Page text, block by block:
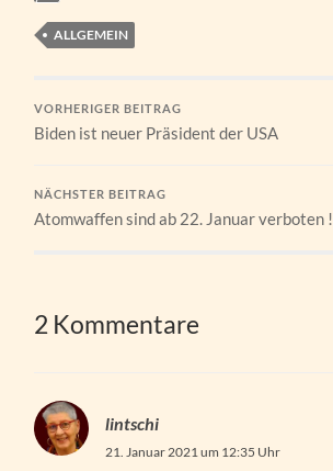
ALLGEMEIN
VORHERIGER BEITRAG
Biden ist neuer Präsident der USA
NÄCHSTER BEITRAG
Atomwaffen sind ab 22. Januar verboten !
2 Kommentare
lintschi
21. Januar 2021 um 12:35 Uhr